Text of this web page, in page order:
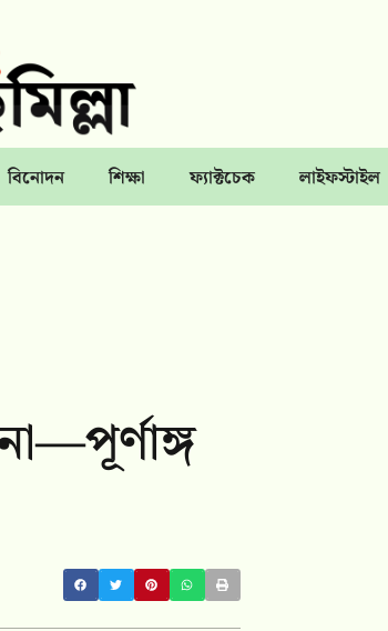
বিনোদন শিক্ষা ফ্যাক্টচেক লাইফস্টাইল